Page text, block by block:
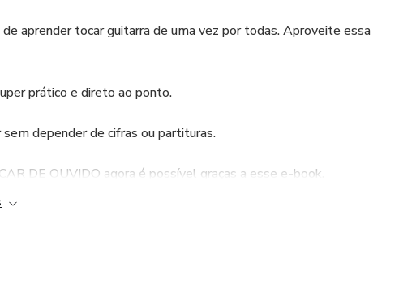
de aprender tocar guitarra de uma vez por todas. Aproveite essa
prático e direto ao ponto.
depender de cifras ou partituras.
DE OUVIDO agora é possível graças a esse e-book.